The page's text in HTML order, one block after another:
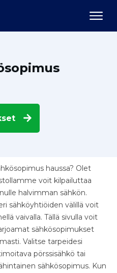
haussa? Olet
voit kilpailuttaa
halvimman sähkön.
sähköyhtiöiden välillä voit
vaivalla. Tällä sivulla voit
sähkösopimukset
Valitse tarpeidesi
pörssisähkö tai
sähkösopimus. Kun